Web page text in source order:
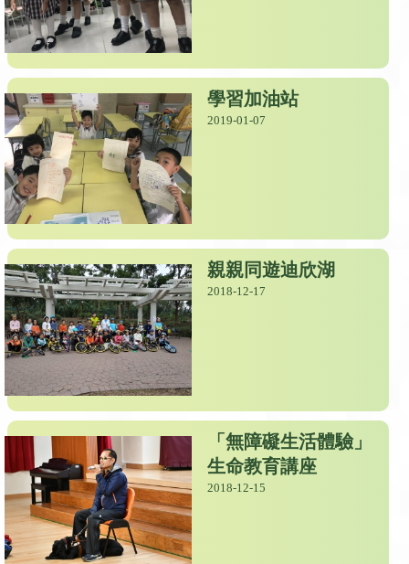
學習加油站
2019-01-07
親親同遊迪欣湖
2018-12-17
「無障礙生活體驗」
生命教育講座
2018-12-15